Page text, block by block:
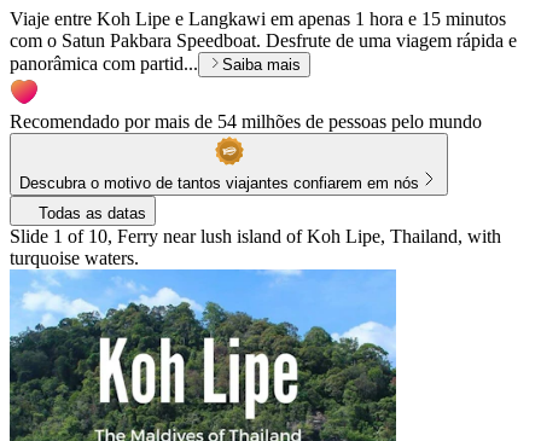
Viaje entre Koh Lipe e Langkawi em apenas 1 hora e 15 minutos
com o Satun Pakbara Speedboat. Desfrute de uma viagem rápida e
panorâmica com partid...
Saiba mais
Recomendado por mais de 54 milhões de pessoas pelo mundo
Descubra o motivo de tantos viajantes confiarem em nós
Todas as datas
Slide 1 of 10, Ferry near lush island of Koh Lipe, Thailand, with
turquoise waters.